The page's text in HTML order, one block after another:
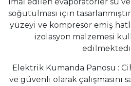
imal edilen evaporatörler su
soğutulması için
yüzeyi ve kompresör emiş
izolasyon malzemesi
Elektrik Kumanda Panosu :
ve güvenli olarak çalışmasını